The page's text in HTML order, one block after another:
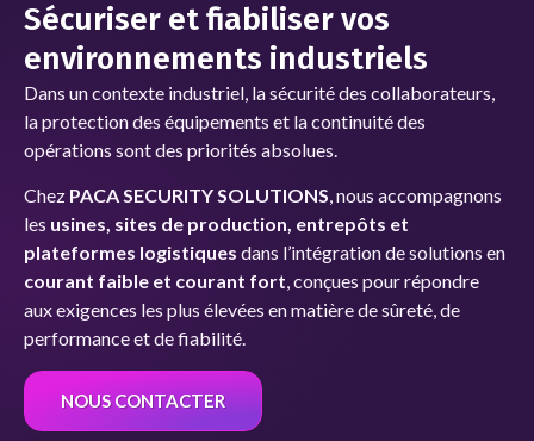
Sécuriser et fiabiliser vos
environnements industriels
Dans un contexte industriel, la sécurité des collaborateurs,
la protection des équipements et la continuité des
opérations sont des priorités absolues.
Chez PACA SECURITY SOLUTIONS, nous accompagnons
les usines, sites de production, entrepôts et
plateformes logistiques dans l’intégration de solutions en
courant faible et courant fort, conçues pour répondre
aux exigences les plus élevées en matière de sûreté, de
performance et de fiabilité.
NOUS CONTACTER